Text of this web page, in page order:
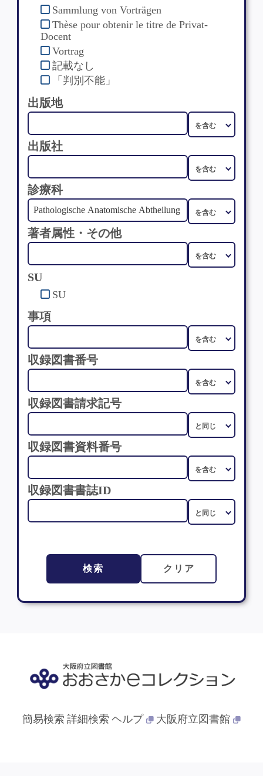
Sammlung von Vorträgen
Thèse pour obtenir le titre de Privat-
Docent
Vortrag
記載なし
「判別不能」
出版地
出版社
診療科
著者属性・その他
SU
SU
事項
収録図書番号
収録図書請求記号
収録図書資料番号
収録図書書誌ID
検索 クリア
簡易検索 詳細検索 ヘルプ 大阪府立図書館